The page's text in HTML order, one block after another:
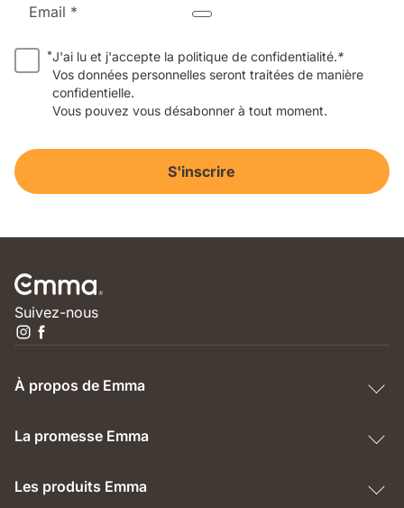
Email *
*J'ai lu et j'accepte la politique de confidentialité.*
Vos données personnelles seront traitées de manière
confidentielle.
Vous pouvez vous désabonner à tout moment.
S'inscrire
Suivez-nous
À propos de Emma
La promesse Emma
Les produits Emma